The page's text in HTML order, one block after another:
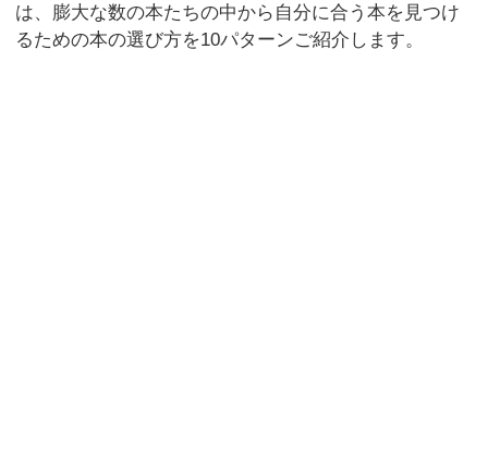
は、膨大な数の本たちの中から自分に合う本を見つけ
るための本の選び方を10パターンご紹介します。